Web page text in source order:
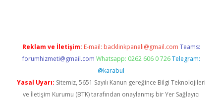
Reklam ve İletişim: E-mail: backlinkpaneli@gmail.com Teams:
forumhizmeti@gmail.com Whatsapp: 0262 606 0 726 Telegram:
@karabul
Yasal Uyarı: Sitemiz, 5651 Sayılı Kanun gereğince Bilgi Teknolojileri
ve İletişim Kurumu (BTK) tarafından onaylanmış bir Yer Sağlayıcı